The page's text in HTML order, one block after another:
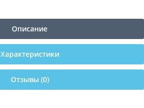
Описание
Характеристики
Отзывы (0)